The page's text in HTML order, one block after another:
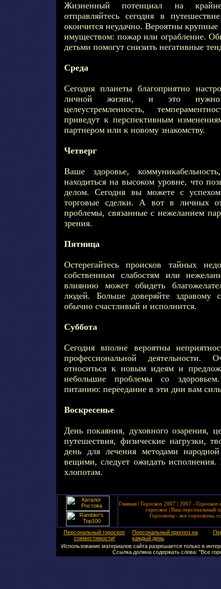
Жизненный потенциал на
отправляйтесь сегодня в
окончится неудачно. Вероятны крупные
имуществом: пожар или ограбление.
детьми помогут снизить негативные
Среда
Сегодня планеты благоприятно
личной жизни, и это нужно
целеустремленность,
приведут к перспективным
партнером или к новому знакомству.
Четверг
Ваше здоровье,
находиться на высоком уровне, что
делом. Сегодня вы можете с успехом
торговые сделки. А вот в личных
проблемы, связанные с нежеланием
зрения.
Пятница
Остерегайтесь происков тайных
собственным слабостям или
влиянию может обидеть
людей. Больше доверяйте
обычно счастливый и исполнится.
Суббота
Сегодня вполне вероятны
профессиональной деятельности.
относиться к новым идеям и
небольшие проблемы со
питанию: переедание в эти дни вам
Воскресенье
День покаяния, духовного озарения,
путешествия, физические нагрузки,
день для лечения методами
вещими, следует ожидать
хлопотам.
Главная | Гороскоп 2007 | 2007 - Гороскоп
гороскоп| Ваш персональный
Гороскопы - все гороскопы,
Персональный гороскоп
совместимости!
Персональный прогноз на
каждый день
Использование материалов сайта разрешается только в
Ссылка должна содержать слова: "Все